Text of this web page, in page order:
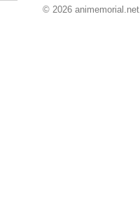
© 2026 animemorial.net